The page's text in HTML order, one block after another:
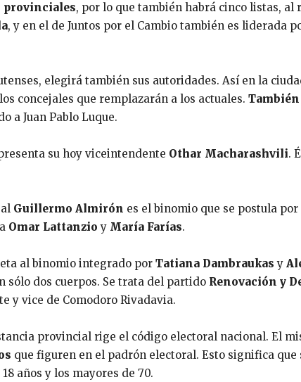
provinciales, por lo que también habrá cinco listas, al
, y en el de Juntos por el Cambio también es liderada
elegirá también sus autoridades. Así en la
concejales que remplazarán a los actuales.
a Juan Pablo Luque.
su hoy viceintendente Othar Macharashvili.
Guillermo Almirón es el binomio que se postula
Omar Lattanzio y María Farías.
al binomio integrado por Tatiana Dambraukas y
sólo dos cuerpos. Se trata del partido Renovación y
y vice de Comodoro Rivadavia.
provincial rige el código electoral nacional. El
que figuren en el padrón electoral. Esto significa que
años y los mayores de 70.